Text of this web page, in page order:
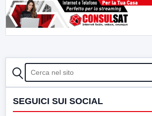
CERCA
SEGUICI SUI SOCIAL